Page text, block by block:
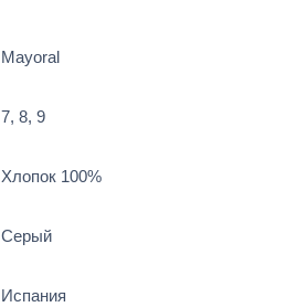
Mayoral
7, 8, 9
Хлопок 100%
Серый
Испания